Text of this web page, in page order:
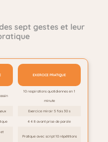
sept gestes et leur
EXERCICE PRATIQUE
10 respirations quotidiennes en 1
minute
Exercice miroir 5 fois 30 s
4 4 8 avant prise de parole
Pratique avec script 10 répétitions